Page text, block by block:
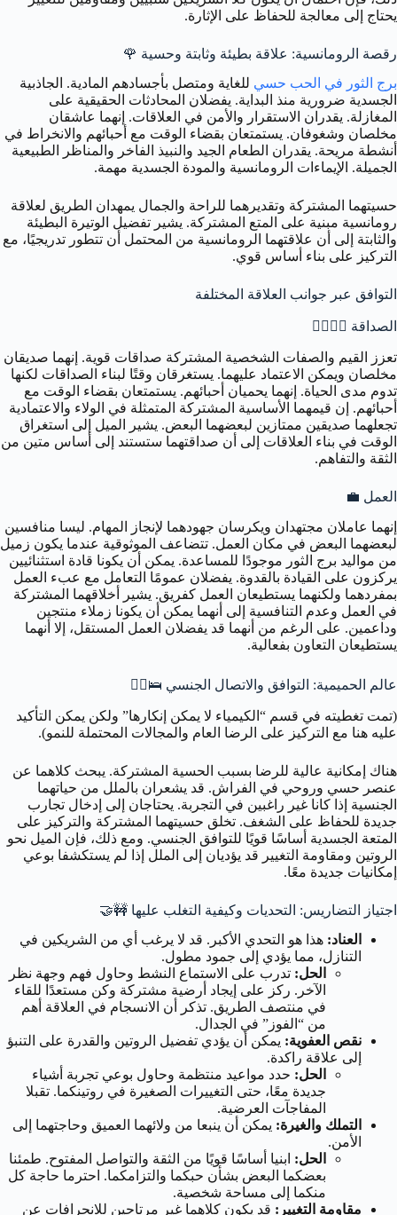
يحتاج إلى معالجة للحفاظ على الإثارة.
رقصة الرومانسية: علاقة بطيئة وثابتة وحسية 🌹
برج الثور في الحب حسي للغاية ومتصل بأجسادهم المادية. الجاذبية
الجسدية ضرورية منذ البداية. يفضلان المحادثات الحقيقية على
المغازلة. يقدران الاستقرار والأمن في العلاقات. إنهما عاشقان
مخلصان وشغوفان. يستمتعان بقضاء الوقت مع أحبائهم والانخراط في
أنشطة مريحة. يقدران الطعام الجيد والنبيذ الفاخر والمناظر الطبيعية
الجميلة. الإيماءات الرومانسية والمودة الجسدية مهمة.
حسيتهما المشتركة وتقديرهما للراحة والجمال يمهدان الطريق لعلاقة
رومانسية مبنية على المتع المشتركة. يشير تفضيل الوتيرة البطيئة
والثابتة إلى أن علاقتهما الرومانسية من المحتمل أن تتطور تدريجيًا، مع
التركيز على بناء أساس قوي.
التوافق عبر جوانب العلاقة المختلفة
الصداقة 👯‍♂️👯‍♀️
تعزز القيم والصفات الشخصية المشتركة صداقات قوية. إنهما صديقان
مخلصان ويمكن الاعتماد عليهما. يستغرقان وقتًا لبناء الصداقات لكنها
تدوم مدى الحياة. إنهما يحميان أحبائهم. يستمتعان بقضاء الوقت مع
أحبائهم. إن قيمهما الأساسية المشتركة المتمثلة في الولاء والاعتمادية
تجعلهما صديقين ممتازين لبعضهما البعض. يشير الميل إلى استغراق
الوقت في بناء العلاقات إلى أن صداقتهما ستستند إلى أساس متين من
الثقة والتفاهم.
العمل 💼
إنهما عاملان مجتهدان ويكرسان جهودهما لإنجاز المهام. ليسا منافسين
لبعضهما البعض في مكان العمل. تتضاعف الموثوقية عندما يكون زميل
من مواليد برج الثور موجودًا للمساعدة. يمكن أن يكونا قادة استثنائيين
يركزون على القيادة بالقدوة. يفضلان عمومًا التعامل مع عبء العمل
بمفردهما ولكنهما يستطيعان العمل كفريق. يشير أخلاقهما المشتركة
في العمل وعدم التنافسية إلى أنهما يمكن أن يكونا زملاء منتجين
وداعمين. على الرغم من أنهما قد يفضلان العمل المستقل، إلا أنهما
يستطيعان التعاون بفعالية.
عالم الحميمية: التوافق والاتصال الجنسي 🛌❤️‍🔥
(تمت تغطيته في قسم “الكيمياء لا يمكن إنكارها” ولكن يمكن التأكيد
عليه هنا مع التركيز على الرضا العام والمجالات المحتملة للنمو).
هناك إمكانية عالية للرضا بسبب الحسية المشتركة. يبحث كلاهما عن
عنصر حسي وروحي في الفراش. قد يشعران بالملل من حياتهما
الجنسية إذا كانا غير راغبين في التجربة. يحتاجان إلى إدخال تجارب
جديدة للحفاظ على الشغف. تخلق حسيتهما المشتركة والتركيز على
المتعة الجسدية أساسًا قويًا للتوافق الجنسي. ومع ذلك، فإن الميل نحو
الروتين ومقاومة التغيير قد يؤديان إلى الملل إذا لم يستكشفا بوعي
إمكانيات جديدة معًا.
اجتياز التضاريس: التحديات وكيفية التغلب عليها 🚧🤝
العناد: هذا هو التحدي الأكبر. قد لا يرغب أي من الشريكين في
التنازل، مما يؤدي إلى جمود مطول.
الحل: تدرب على الاستماع النشط وحاول فهم وجهة نظر
الآخر. ركز على إيجاد أرضية مشتركة وكن مستعدًا للقاء
في منتصف الطريق. تذكر أن الانسجام في العلاقة أهم
من “الفوز” في الجدال.
نقص العفوية: يمكن أن يؤدي تفضيل الروتين والقدرة على التنبؤ
إلى علاقة راكدة.
الحل: حدد مواعيد منتظمة وحاول بوعي تجربة أشياء
جديدة معًا، حتى التغييرات الصغيرة في روتينكما. تقبلا
المفاجآت العرضية.
التملك والغيرة: يمكن أن ينبعا من ولائهما العميق وحاجتهما إلى
الأمن.
الحل: ابنيا أساسًا قويًا من الثقة والتواصل المفتوح. طمئنا
بعضكما البعض بشأن حبكما والتزامكما. احترما حاجة كل
منكما إلى مساحة شخصية.
مقاومة التغيير: قد يكون كلاهما غير مرتاحين للانحرافات عن